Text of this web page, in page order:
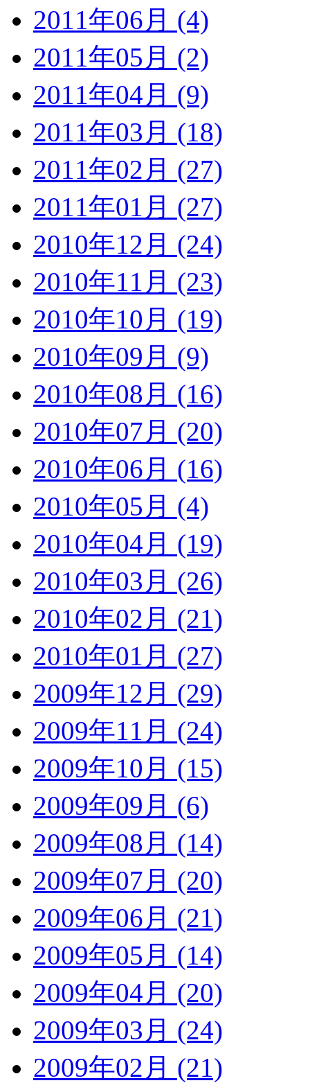
2011年06月 (4)
2011年05月 (2)
2011年04月 (9)
2011年03月 (18)
2011年02月 (27)
2011年01月 (27)
2010年12月 (24)
2010年11月 (23)
2010年10月 (19)
2010年09月 (9)
2010年08月 (16)
2010年07月 (20)
2010年06月 (16)
2010年05月 (4)
2010年04月 (19)
2010年03月 (26)
2010年02月 (21)
2010年01月 (27)
2009年12月 (29)
2009年11月 (24)
2009年10月 (15)
2009年09月 (6)
2009年08月 (14)
2009年07月 (20)
2009年06月 (21)
2009年05月 (14)
2009年04月 (20)
2009年03月 (24)
2009年02月 (21)